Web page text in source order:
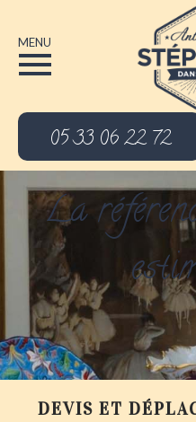
MENU
05 33 06 22 72
La
DEVIS ET